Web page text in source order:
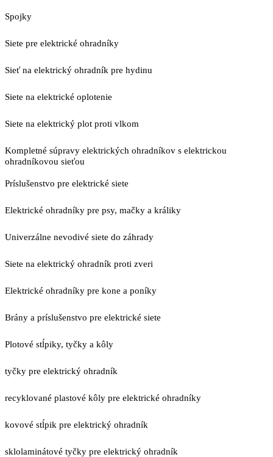
Spojky
Siete pre elektrické ohradníky
Sieť na elektrický ohradník pre hydinu
Siete na elektrické oplotenie
Siete na elektrický plot proti vlkom
Kompletné súpravy elektrických ohradníkov s elektrickou
ohradníkovou sieťou
Príslušenstvo pre elektrické siete
Elektrické ohradníky pre psy, mačky a králiky
Univerzálne nevodivé siete do záhrady
Siete na elektrický ohradník proti zveri
Elektrické ohradníky pre kone a poníky
Brány a príslušenstvo pre elektrické siete
Plotové stĺpiky, tyčky a kôly
tyčky pre elektrický ohradník
recyklované plastové kôly pre elektrické ohradníky
kovové stĺpik pre elektrický ohradník
sklolaminátové tyčky pre elektrický ohradník